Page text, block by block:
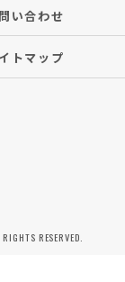
い合わせ
トマップ
RESERVED.